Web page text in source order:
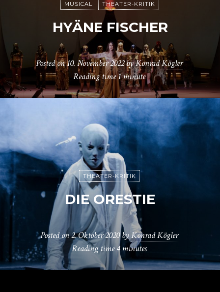
MUSICAL THEATER-KRITIK
HYÄNE FISCHER
Posted on10. November 2022byKonrad Kögler
Reading time1 minute
THEATER-KRITIK
DIE ORESTIE
Posted on2. Oktober 2020 byKonrad Kögler
Reading time4 minutes